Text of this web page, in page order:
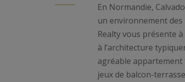
En Normandie,
un environnement
Realty vous présente
à l’architecture
agréable appartement
jeux de balcon-